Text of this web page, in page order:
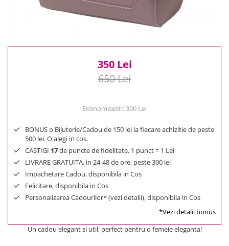
0 Lei - 100 Lei
300 Lei - 500 Lei
350 Lei
650 Lei
Economisesti:300 Lei
BONUS o Bijuterie/Cadou de 150 lei la fiecare achizitie de peste
500 lei. O alegi in cos.
CASTIGI 17de puncte de fidelitate. 1 punct = 1 Lei
LIVRARE GRATUITA, in 24-48 de ore, peste 300 lei
Impachetare Cadou, disponibila in Cos
Felicitare, disponibila in Cos
Personalizarea Cadourilor* (vezi detalii), disponibila in Cos
*Vezi detalii bonus
Un cadou elegant si util, perfect pentru o femeie eleganta!